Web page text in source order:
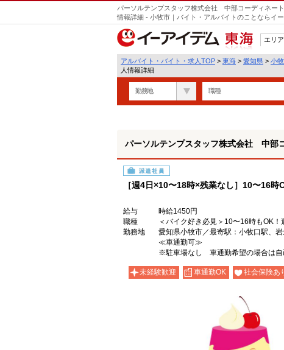
パーソルテンプスタッフ株式会社 中部コーディネー
情報詳細 - 小牧市｜バイト・アルバイトのことならイ
東海
エリ
アルバイト・バイト・求人TOP > 東海 > 愛知県 > 小
人情報詳細
勤務地 職種
パーソルテンプスタッフ株式会社 中部
派遣社員
［週4日×10〜18時×残業なし］10〜16
給与
時給1450円
職種
＜バイク好き必見＞10〜16時もOK
勤務地
愛知県小牧市／最寄駅：小牧口駅、
≪車通勤可≫
※駐車場なし 車通勤希望の場合は自
未経験歓迎 車通勤OK 社会保険あ